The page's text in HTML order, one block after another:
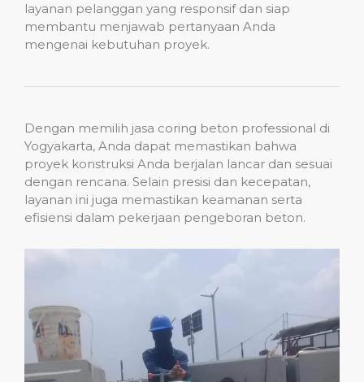
layanan pelanggan yang responsif dan siap
membantu menjawab pertanyaan Anda
mengenai kebutuhan proyek.
Dengan memilih jasa coring beton professional di
Yogyakarta, Anda dapat memastikan bahwa
proyek konstruksi Anda berjalan lancar dan sesuai
dengan rencana. Selain presisi dan kecepatan,
layanan ini juga memastikan keamanan serta
efisiensi dalam pekerjaan pengeboran beton.